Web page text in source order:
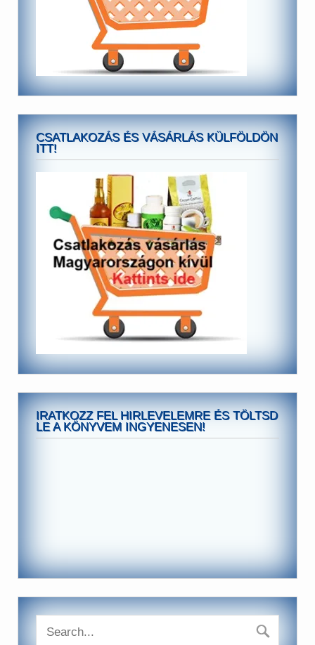
CSATLAKOZÁS ÉS VÁSÁRLÁS KÜLFÖLDÖN
ITT!
IRATKOZZ FEL HIRLEVELEMRE ÉS TÖLTSD
LE A KÖNYVEM INGYENESEN!